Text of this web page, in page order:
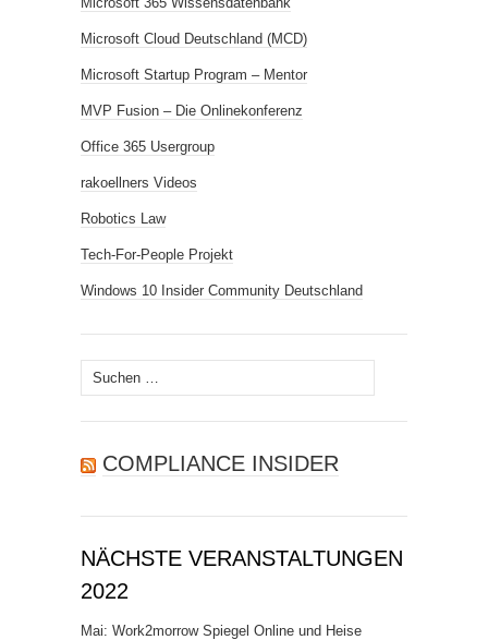
Microsoft Cloud Deutschland (MCD)
Microsoft Startup Program – Mentor
MVP Fusion – Die Onlinekonferenz
Office 365 Usergroup
rakoellners Videos
Robotics Law
Tech-For-People Projekt
Windows 10 Insider Community Deutschland
Suchen
nach:
COMPLIANCE INSIDER
NÄCHSTE VERANSTALTUNGEN
2022
Mai: Work2morrow Spiegel Online und Heise